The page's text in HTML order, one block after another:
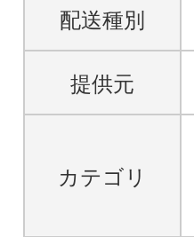
配送種別
提供元
カテゴリ